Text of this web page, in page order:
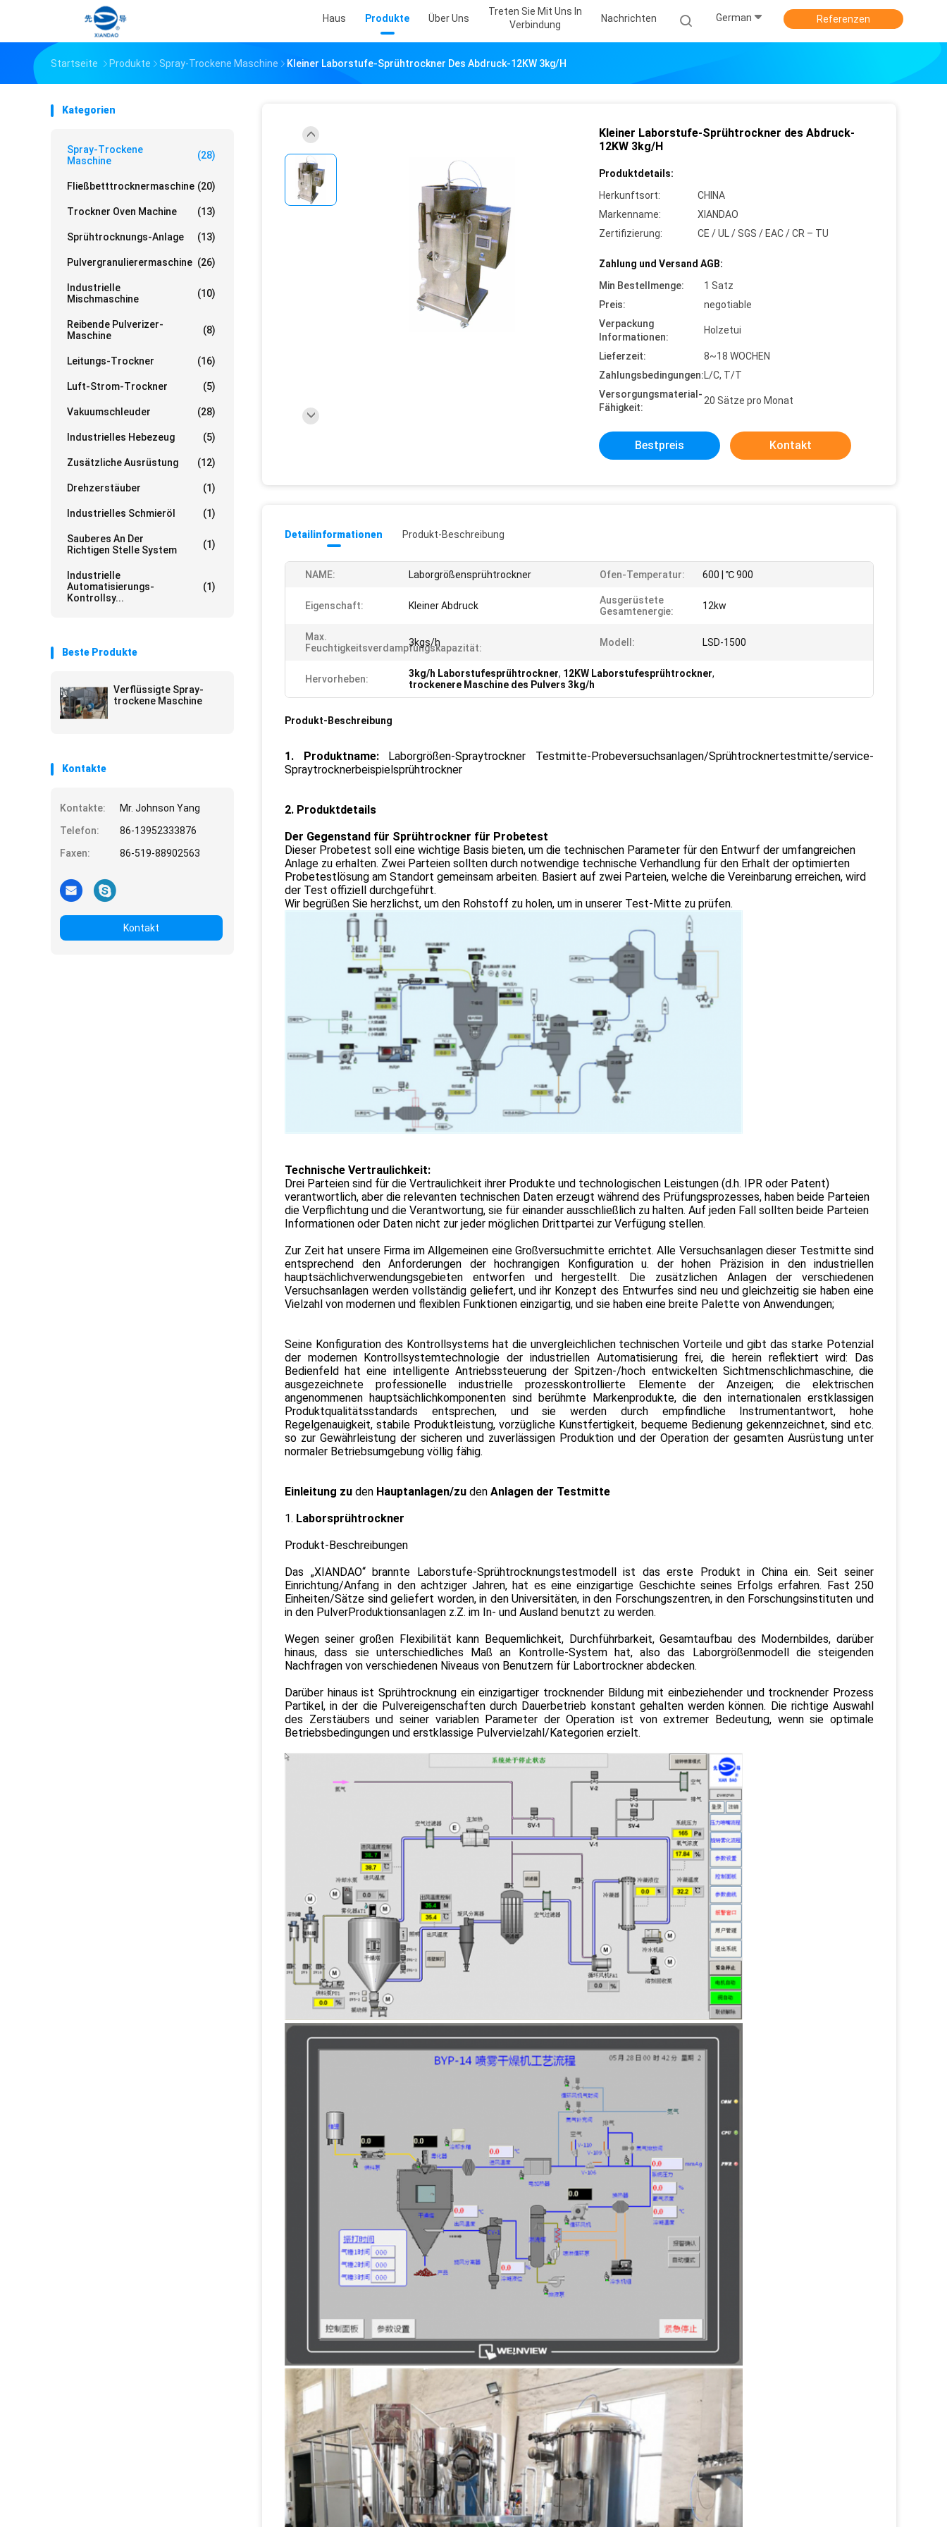
Haus Produkte Über Uns
Treten Sie Mit Uns In
Verbindung
Nachrichten German Referenzen
Startseite Produkte Spray-Trockene Maschine Kleiner Laborstufe-Sprühtrockner Des Abdruck-12KW 3kg/H
Kategorien
Spray-Trockene
Maschine
(28)
Fließbetttrocknermaschine (20)
Trockner Oven Machine (13)
Sprühtrocknungs-Anlage (13)
Pulvergranulierermaschine (26)
Industrielle
Mischmaschine
(10)
Reibende Pulverizer-
Maschine
(8)
Leitungs-Trockner (16)
Luft-Strom-Trockner (5)
Vakuumschleuder (28)
Industrielles Hebezeug (5)
Zusätzliche Ausrüstung (12)
Drehzerstäuber (1)
Industrielles Schmieröl (1)
Sauberes An Der
Richtigen Stelle System
(1)
Industrielle
Automatisierungs-
Kontrollsy...
(1)
Beste Produkte
Verflüssigte Spray-
trockene Maschine
Kontakte
Kontakte:
Mr. Johnson Yang
Telefon:
86-13952333876
Faxen:
86-519-88902563
Kontakt
Kleiner Laborstufe-Sprühtrockner des Abdruck-
12KW 3kg/H
Produktdetails:
Herkunftsort:
CHINA
Markenname:
XIANDAO
Zertifizierung:
CE / UL / SGS / EAC / CR – TU
Zahlung und Versand AGB:
Min Bestellmenge:
1 Satz
Preis:
negotiable
Verpackung
Informationen:
Holzetui
Lieferzeit:
8~18 WOCHEN
Zahlungsbedingungen:L/C, T/T
Versorgungsmaterial-
Fähigkeit:
20 Sätze pro Monat
Bestpreis Kontakt
Detailinformationen Produkt-Beschreibung
NAME: Laborgrößensprühtrockner Ofen-Temperatur: 600 | ℃ 900
Eigenschaft: Kleiner Abdruck
Ausgerüstete
Gesamtenergie:
12kw
Max.
Feuchtigkeitsverdampfungskapazität:
3kgs/h Modell: LSD-1500
Hervorheben: 3kg/h Laborstufesprühtrockner, 12KW Laborstufesprühtrockner,
trockenere Maschine des Pulvers 3kg/h
Produkt-Beschreibung
1. Produktname:Laborgrößen-Spraytrockner Testmitte-Probeversuchsanlagen/Sprühtrocknertestmitte/service-
Spraytrocknerbeispielsprühtrockner
2. Produktdetails
Der Gegenstand für Sprühtrockner für Probetest
Dieser Probetest soll eine wichtige Basis bieten, um die technischen Parameter für den Entwurf der umfangreichen
Anlage zu erhalten. Zwei Parteien sollten durch notwendige technische Verhandlung für den Erhalt der optimierten
Probetestlösung am Standort gemeinsam arbeiten. Basiert auf zwei Parteien, welche die Vereinbarung erreichen, wird
der Test offiziell durchgeführt.
Wir begrüßen Sie herzlichst, um den Rohstoff zu holen, um in unserer Test-Mitte zu prüfen.
Technische Vertraulichkeit:
Drei Parteien sind für die Vertraulichkeit ihrer Produkte und technologischen Leistungen (d.h. IPR oder Patent)
verantwortlich, aber die relevanten technischen Daten erzeugt während des Prüfungsprozesses, haben beide Parteien
die Verpflichtung und die Verantwortung, sie für einander ausschließlich zu halten. Auf jeden Fall sollten beide Parteien
Informationen oder Daten nicht zur jeder möglichen Drittpartei zur Verfügung stellen.
Zur Zeit hat unsere Firma im Allgemeinen eine Großversuchmitte errichtet. Alle Versuchsanlagen dieser Testmitte sind
entsprechend den Anforderungen der hochrangigen Konfiguration u. der hohen Präzision in den industriellen
hauptsächlichverwendungsgebieten entworfen und hergestellt. Die zusätzlichen Anlagen der verschiedenen
Versuchsanlagen werden vollständig geliefert, und ihr Konzept des Entwurfes sind neu und gleichzeitig sie haben eine
Vielzahl von modernen und flexiblen Funktionen einzigartig, und sie haben eine breite Palette von Anwendungen;
Seine Konfiguration des Kontrollsystems hat die unvergleichlichen technischen Vorteile und gibt das starke Potenzial
der modernen Kontrollsystemtechnologie der industriellen Automatisierung frei, die herein reflektiert wird: Das
Bedienfeld hat eine intelligente Antriebssteuerung der Spitzen-/hoch entwickelten Sichtmenschlichmaschine, die
ausgezeichnete professionelle industrielle prozesskontrollierte Elemente der Anzeigen; die elektrischen
angenommenen hauptsächlichkomponenten sind berühmte Markenprodukte, die den internationalen erstklassigen
Produktqualitätsstandards entsprechen, und sie werden durch empfindliche Instrumentantwort, hohe
Regelgenauigkeit, stabile Produktleistung, vorzügliche Kunstfertigkeit, bequeme Bedienung gekennzeichnet, sind etc.
so zur Gewährleistung der sicheren und zuverlässigen Produktion und der Operation der gesamten Ausrüstung unter
normaler Betriebsumgebung völlig fähig.
Einleitung zu den Hauptanlagen/zu den Anlagen der Testmitte
1. Laborsprühtrockner
Produkt-Beschreibungen
Das „XIANDAO“ brannte Laborstufe-Sprühtrocknungstestmodell ist das erste Produkt in China ein. Seit seiner
Einrichtung/Anfang in den achtziger Jahren, hat es eine einzigartige Geschichte seines Erfolgs erfahren. Fast 250
Einheiten/Sätze sind geliefert worden, in den Universitäten, in den Forschungszentren, in den Forschungsinstituten und
in den PulverProduktionsanlagen z.Z. im In- und Ausland benutzt zu werden.
Wegen seiner großen Flexibilität kann Bequemlichkeit, Durchführbarkeit, Gesamtaufbau des Modernbildes, darüber
hinaus, dass sie unterschiedliches Maß an Kontrolle-System hat, also das Laborgrößenmodell die steigenden
Nachfragen von verschiedenen Niveaus von Benutzern für Labortrockner abdecken.
Darüber hinaus ist Sprühtrocknung ein einzigartiger trocknender Bildung mit einbeziehender und trocknender Prozess
Partikel, in der die Pulvereigenschaften durch Dauerbetrieb konstant gehalten werden können. Die richtige Auswahl
des Zerstäubers und seiner variablen Parameter der Operation ist von extremer Bedeutung, wenn sie optimale
Betriebsbedingungen und erstklassige Pulvervielzahl/Kategorien erzielt.